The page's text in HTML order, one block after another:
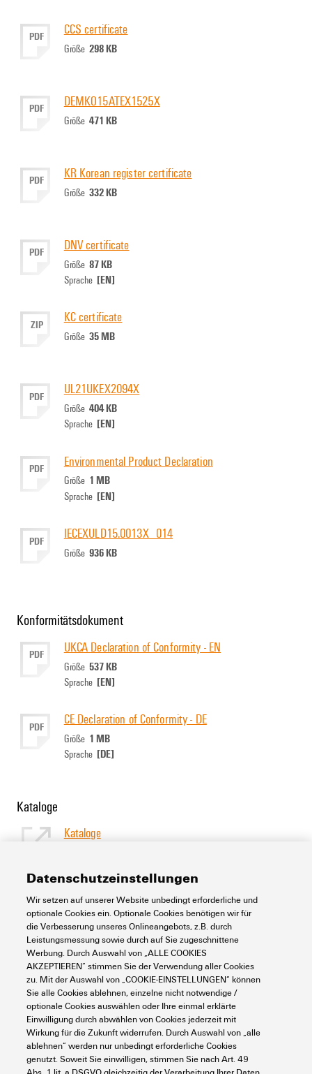
PDF CCS certificate
Größe 298 KB
PDF DEMKO15ATEX1525X
Größe 471 KB
PDF KR Korean register certificate
Größe 332 KB
PDF DNV certificate
Größe 87 KB
Sprache [EN]
ZIP KC certificate
Größe 35 MB
PDF UL21UKEX2094X
Größe 404 KB
Sprache [EN]
PDF Environmental Product Declaration
Größe 1 MB
Sprache [EN]
PDF IECEXULD15.0013X_014
Größe 936 KB
Konformitätsdokument
PDF UKCA Declaration of Conformity - EN
Größe 537 KB
Sprache [EN]
PDF CE Declaration of Conformity - DE
Größe 1 MB
Sprache [DE]
Kataloge
Kataloge
Support Center
Support Center
Suchen Sie regelmäßig nach Downloads?
Besuchen Sie unser Support Center!
Leistungsstarke Suche - Dank einer optimierten Suchfunktion
finden Sie Ihre Antwort noch schneller in unserem Support
Center
Mehrere Dateien auf einmal herunterladen. Verwenden Sie die
Schnellspur, um z. B. mehrere Step-Dateien auf einmal
herunterzuladen
Datenschutzeinstellungen
Wir setzen auf unserer Website unbedingt erforderliche und
optionale Cookies ein. Optionale Cookies benötigen wir für
die Verbesserung unseres Onlineangebots, z.B. durch
Leistungsmessung sowie durch auf Sie zugeschnittene
Werbung. Durch Auswahl von „ALLE COOKIES
AKZEPTIEREN“ stimmen Sie der Verwendung aller Cookies
zu. Mit der Auswahl von „COOKIE-EINSTELLUNGEN“ können
Sie alle Cookies ablehnen, einzelne nicht notwendige /
optionale Cookies auswählen oder Ihre einmal erklärte
Einwilligung durch abwählen von Cookies jederzeit mit
Wirkung für die Zukunft widerrufen. Durch Auswahl von „alle
ablehnen“ werden nur unbedingt erforderliche Cookies
genutzt. Soweit Sie einwilligen, stimmen Sie nach Art. 49